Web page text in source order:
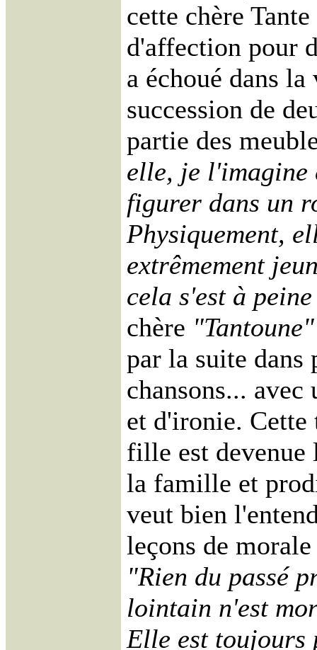
cette chère
d'affection pour
a échoué dans
succession de
partie des
elle, je l'imagine
figurer dans un
Physiquement,
extrêmement
cela s'est à
chère "Tantoune"
par la suite dans
chansons... avec
et d'ironie.
fille est devenue
la famille et
veut bien
leçons de
"Rien du passé
lointain n'est
Elle est toujours